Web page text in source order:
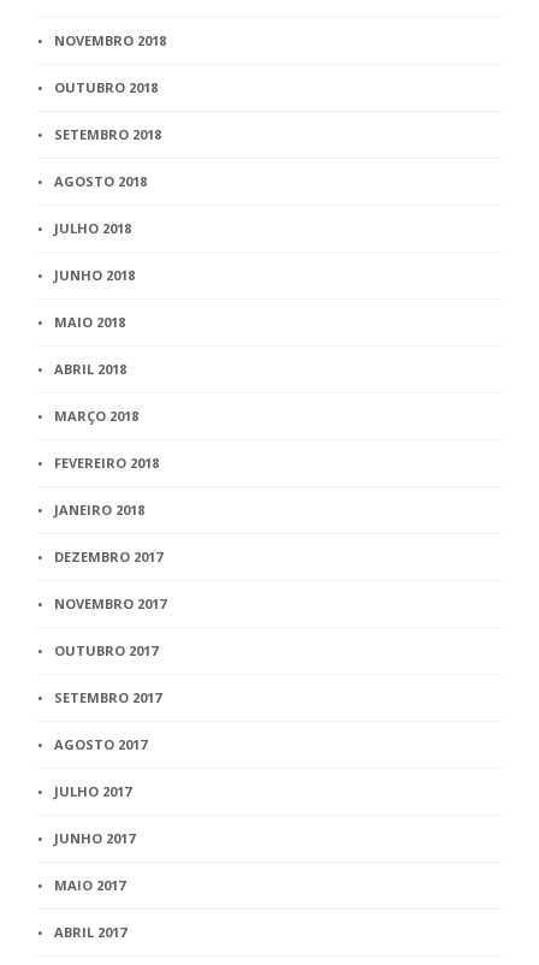
NOVEMBRO 2018
OUTUBRO 2018
SETEMBRO 2018
AGOSTO 2018
JULHO 2018
JUNHO 2018
MAIO 2018
ABRIL 2018
MARÇO 2018
FEVEREIRO 2018
JANEIRO 2018
DEZEMBRO 2017
NOVEMBRO 2017
OUTUBRO 2017
SETEMBRO 2017
AGOSTO 2017
JULHO 2017
JUNHO 2017
MAIO 2017
ABRIL 2017